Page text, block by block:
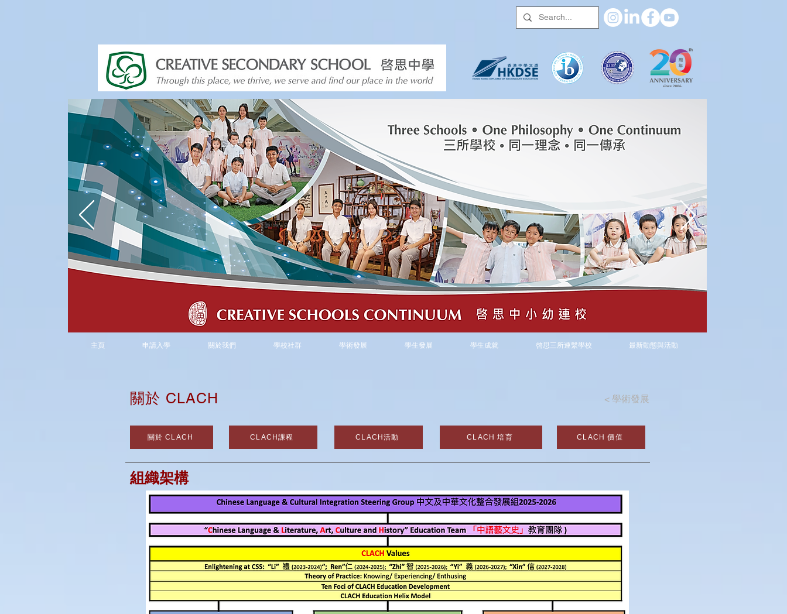
主頁 申請入學 關於我們 學校社群 學術發展 學生發展 學生成就 啓思三所連繫學校 最新動態與活動
關於 CLACH < 學術發展
關於 CLACH CLACH課程 CLACH活動 CLACH 培育 CLACH 價值
組織架構